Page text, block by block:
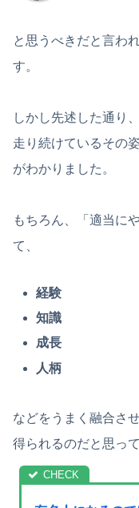
と思うべきだと言わ
す。
しかし先述した通り、
走り続けているその
がわかりました。
もちろん、「適当に
て、
経験
知識
成長
人柄
などをうまく融合さ
得られるのだと思って